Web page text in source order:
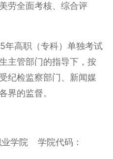
劳全面考核、综合评
年高职（专科）单独考试
主管部门的指导下，按
纪检监察部门、新闻媒
界的监督。
业学院 学院代码：